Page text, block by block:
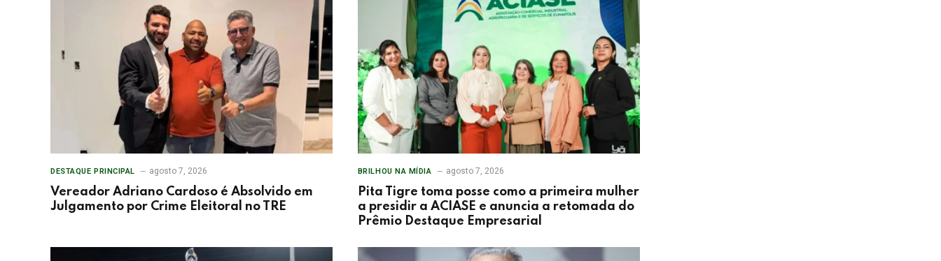
DESTAQUE PRINCIPAL agosto 7, 2026
Vereador Adriano Cardoso é Absolvido em
Julgamento por Crime Eleitoral no TRE
BRILHOU NA MÍDIA agosto 7, 2026
Pita Tigre toma posse como a primeira mulher
a presidir a ACIASE e anuncia a retomada do
Prêmio Destaque Empresarial